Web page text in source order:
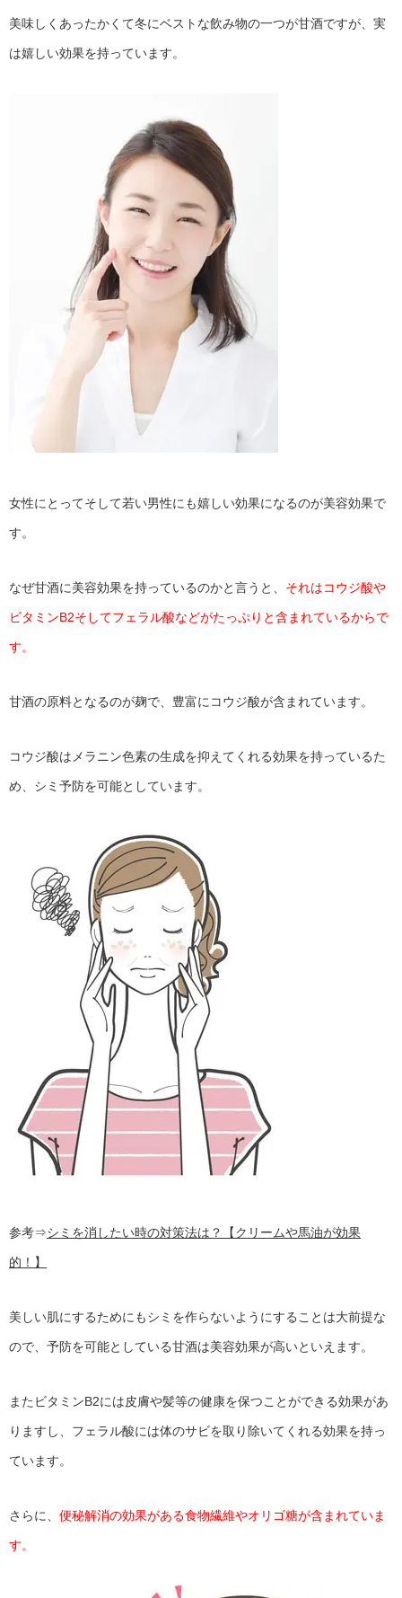
美味しくあったかくて冬にベストな飲み物の一つが甘酒ですが、実
は嬉しい効果を持っています。
女性にとってそして若い男性にも嬉しい効果になるのが美容効果で
す。
なぜ甘酒に美容効果を持っているのかと言うと、 それはコウジ酸や
ビタミンB2そしてフェラル酸などがたっぷりと含まれているからで
す。
甘酒の原料となるのが麹で、豊富にコウジ酸が含まれています。
コウジ酸はメラニン色素の生成を抑えてくれる効果を持っているた
め、シミ予防を可能としています。
参考⇒シミを消したい時の対策法は？【クリームや馬油が効果
的！】
美しい肌にするためにもシミを作らないようにすることは大前提な
ので、予防を可能としている甘酒は美容効果が高いといえます。
またビタミンB2には皮膚や髪等の健康を保つことができる効果があ
りますし、フェラル酸には体のサビを取り除いてくれる効果を持っ
ています。
さらに、 便秘解消の効果がある食物繊維やオリゴ糖が含まれていま
す。